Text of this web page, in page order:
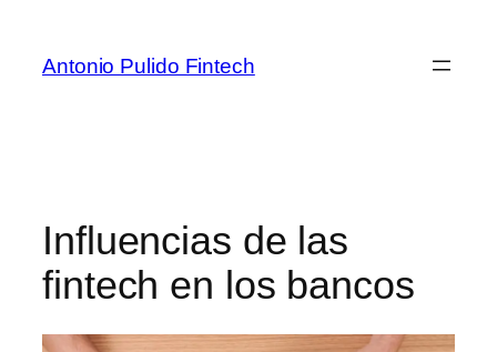
Antonio Pulido Fintech
Influencias de las
fintech en los bancos